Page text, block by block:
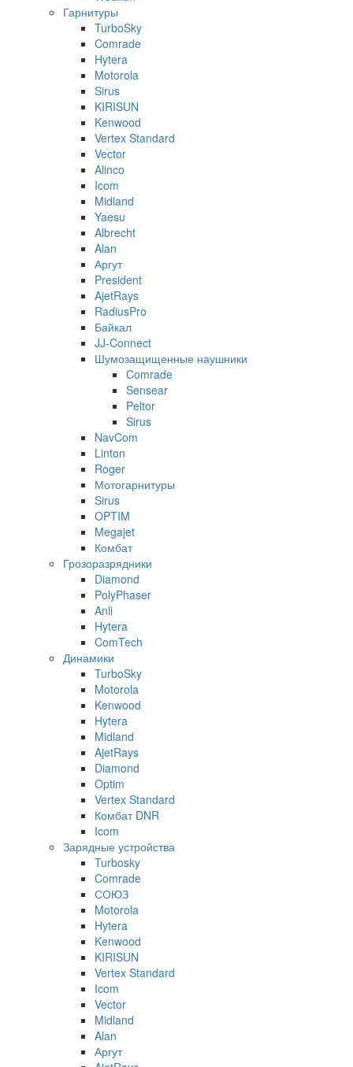
Гарнитуры
TurboSky
Comrade
Hytera
Motorola
Sirus
KIRISUN
Kenwood
Vertex Standard
Vector
Alinco
Icom
Midland
Yaesu
Albrecht
Alan
Аргут
President
AjetRays
RadiusPro
Байкал
JJ-Connect
Шумозащищенные наушники
Comrade
Sensear
Peltor
Sirus
NavCom
Linton
Roger
Мотогарнитуры
Sirus
OPTIM
Megajet
Комбат
Грозоразрядники
Diamond
PolyPhaser
Anli
Hytera
ComTech
Динамики
TurboSky
Motorola
Kenwood
Hytera
Midland
AjetRays
Diamond
Optim
Vertex Standard
Комбат DNR
Icom
Зарядные устройства
Turbosky
Comrade
СОЮЗ
Motorola
Hytera
Kenwood
KIRISUN
Vertex Standard
Icom
Vector
Midland
Alan
Аргут